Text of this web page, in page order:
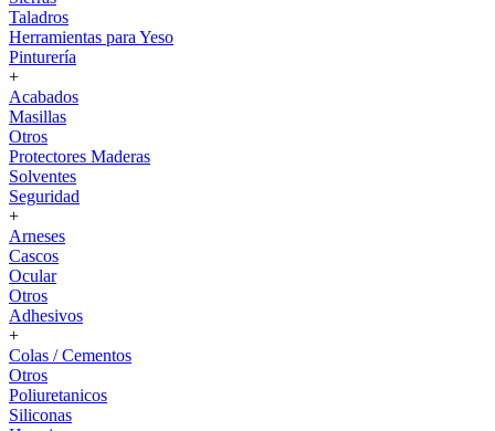
Taladros
Herramientas para Yeso
Pinturería
+
Acabados
Masillas
Otros
Protectores Maderas
Solventes
Seguridad
+
Arneses
Cascos
Ocular
Otros
Adhesivos
+
Colas / Cementos
Otros
Poliuretanicos
Siliconas